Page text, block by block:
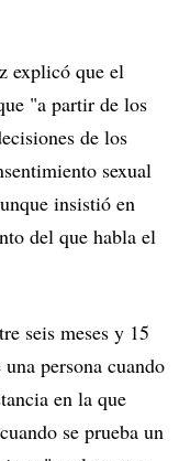
explicó que el
"a partir de los
de los
sexual
insistió en
del que habla el
seis meses y 15
persona cuando
en la que
se prueba un